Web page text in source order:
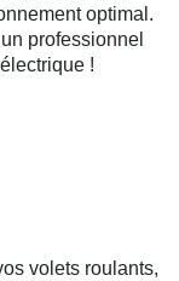
optimal.
professionnel
!
volets roulants,